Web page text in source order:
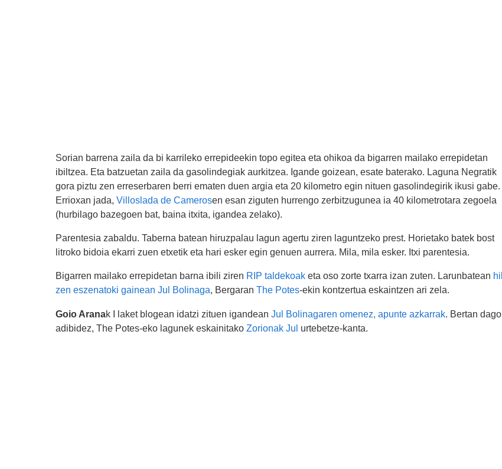
Sorian barrena zaila da bi karrileko errepideekin topo egitea eta ohikoa da bigarren mailako errepidetan
ibiltzea. Eta batzuetan zaila da gasolindegiak aurkitzea. Igande goizean, esate baterako. Laguna Negratik
gora piztu zen erreserbaren berri ematen duen argia eta 20 kilometro egin nituen gasolindegirik ikusi gabe.
Errioxan jada, Villoslada de Camerosen esan ziguten hurrengo zerbitzugunea ia 40 kilometrotara zegoela
(hurbilago bazegoen bat, baina itxita, igandea zelako).
Parentesia zabaldu. Taberna batean hiruzpalau lagun agertu ziren laguntzeko prest. Horietako batek bost
litroko bidoia ekarri zuen etxetik eta hari esker egin genuen aurrera. Mila, mila esker. Itxi parentesia.
Bigarren mailako errepidetan barna ibili ziren RIP taldekoaketa oso zorte txarra izan zuten. Larunbatean hil
zen eszenatoki gainean Jul Bolinaga, Bergaran The Potes-ekin kontzertua eskaintzen ari zela.
Goio Aranak I laket blogean idatzi zituen igandean Jul Bolinagaren omenez, apunte azkarrak. Bertan dago,
adibidez, The Potes-eko lagunek eskainitako Zorionak Jul urtebetze-kanta.